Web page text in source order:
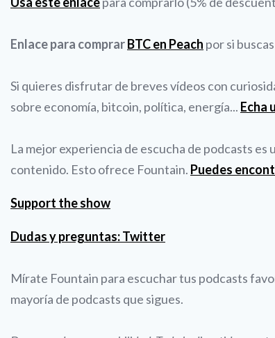
Enlace para comprarBTC en Peach por si
Si quieres disfrutar de breves vídeos con
sobre economía, bitcoin, política, energía... Echa
La mejor experiencia de escucha de podcasts
contenido. Esto ofrece Fountain. Puedes
Support the show
Dudas y preguntas: Twitter
Mírate Fountain para escuchar tus podcasts
mayoría de podcasts que sigues.